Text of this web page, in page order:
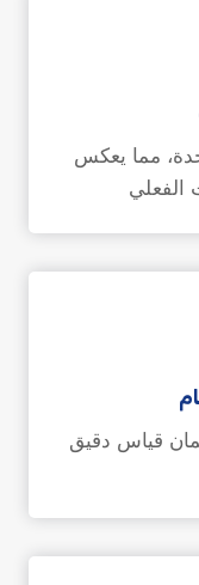
مما يعكس
الفعلي
قياس دقيق